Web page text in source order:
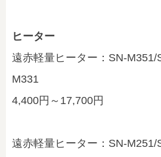
ヒーター
遠赤軽量ヒーター：SN-M351/
M331
4,400円～17,700円
遠赤軽量ヒーター：SN-M251/